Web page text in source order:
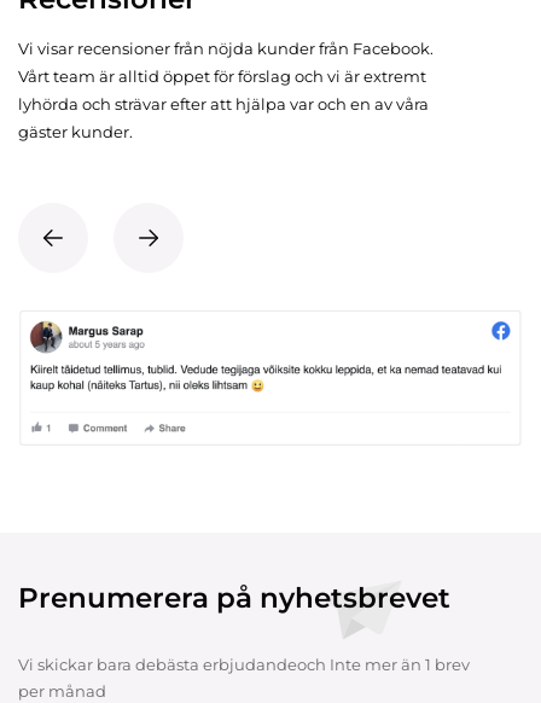
Vi visar recensioner från nöjda kunder från Facebook.
Vårt team är alltid öppet för förslag och vi är extremt
lyhörda och strävar efter att hjälpa var och en av våra
gäster kunder.
Prenumerera på nyhetsbrevet
Vi skickar bara debästa erbjudandeoch Inte mer än 1 brev
per månad